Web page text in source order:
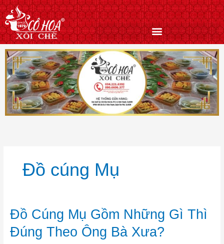
Nhảy
tới
nội
dung
Đồ cúng Mụ
Đồ Cúng Mụ Gồm Những Gì Thì
Đúng Theo Ông Bà Xưa?
Đồ
Cúng
Mụ
Gồm